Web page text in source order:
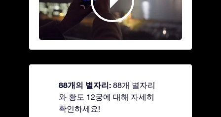
88개의 별자리: 88개 별자리
와 황도 12궁에 대해 자세히
확인하세요!